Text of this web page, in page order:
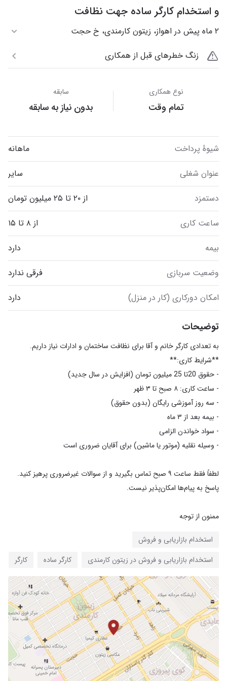
و استخدام کارگر ساده جهت نظافت
۲ ماه پیش در اهواز، زیتون کارمندی، خ حجت
زنگ خطرهای قبل از همکاری
نوع همکاری سابقه
تمام وقت بدون نیاز به سابقه
شیوهٔ پرداخت
ماهانه
عنوان شغلی
سایر
دستمزد
از ۲۰ تا ۲۵ میلیون تومان
ساعت کاری
از ۸ تا ۱۵
بیمه
دارد
وضعیت سربازی
فرقی ندارد
امکان دورکاری (کار در منزل)
دارد
توضیحات
لطفاً فقط ساعت ۹ صبح تماس بگیرید و از سوالات غیرضروری پرهیز کنید.
ممنون از توجه
استخدام بازاریابی و فروش
استخدام بازاریابی و فروش در زیتون کارمندی
کارگر ساده کارگر